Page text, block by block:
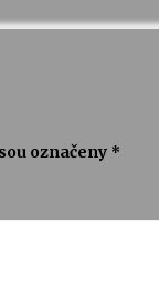
označeny *